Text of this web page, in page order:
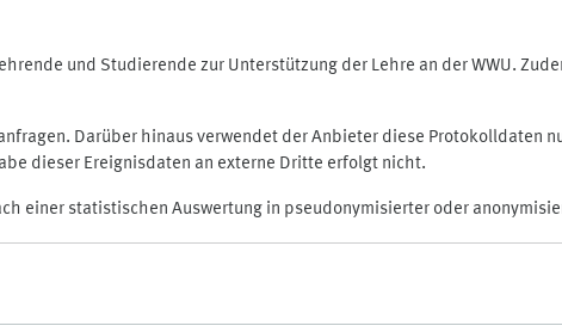
und Studierende zur Unterstützung der Lehre an der WWU.
Darüber hinaus verwendet der Anbieter diese Protokolldaten
dieser Ereignisdaten an externe Dritte erfolgt nicht.
einer statistischen Auswertung in pseudonymisierter oder